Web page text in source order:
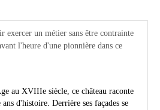
exercer un métier sans être contrainte
l'heure d'une pionnière dans ce
au XVIIIe siècle, ce château raconte
d'histoire. Derrière ses façades se